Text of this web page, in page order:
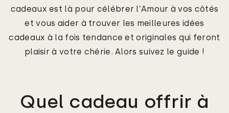
cadeaux est là pour célébrer l’Amour à vos côtés
et vous aider à trouver les meilleures idées
cadeaux à la fois tendance et originales qui feront
plaisir à votre chérie. Alors suivez le guide !
Quel cadeau offrir à